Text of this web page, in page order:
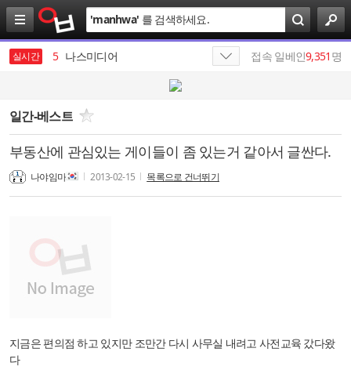
검
색
'manhwa' 를 검색하세요.
실시간
4 SK
5 나스미디어
7 HBM
8
SK텔레콤
9
SKT
10 엔비디아
접속 일베인9,351 명
일간-베스트
부동산에 관심있는 게이들이 좀 있는거 같아서 글싼다.
나야임마 2013-02-15 목록으로 건너뛰기
지금은 편의점 하고 있지만 조만간 다시 사무실 내려고 사전교육 갔다왔
다